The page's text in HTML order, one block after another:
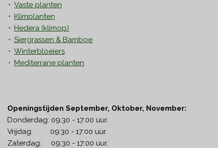
Vaste planten
Klimplanten
Hedera (klimop)
Siergrassen & Bamboe
Winterbloeiers
Mediterrane planten
Openingstijden September, Oktober, November:
Donderdag: 09:30 - 17:00 uur.
Vrijdag: 09:30 - 17:00 uur.
Zaterdag: 09:30 - 17:00 uur.